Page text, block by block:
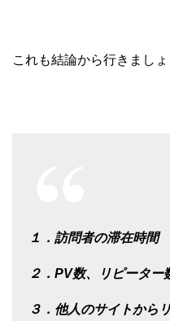
これも結論から行きましょ
１．訪問者の滞在時間
２．PV数、リピーター
３．他人のサイトから